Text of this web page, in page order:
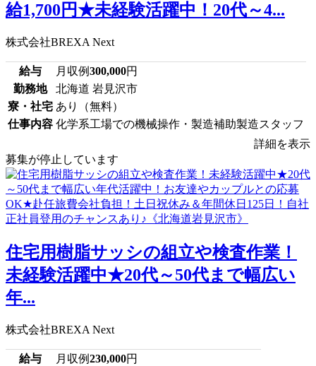
給1,700円★未経験活躍中！20代～4...
株式会社BREXA Next
給与 月収例300,000円
勤務地
北海道 岩見沢市
寮・社宅 あり（無料）
仕事内容 化学系工場での機械操作・製造補助製造スタッフ
詳細を表示
募集が停止しています
住宅用樹脂サッシの組立や検査作業！
未経験活躍中★20代～50代まで幅広い
年...
株式会社BREXA Next
給与 月収例230,000円